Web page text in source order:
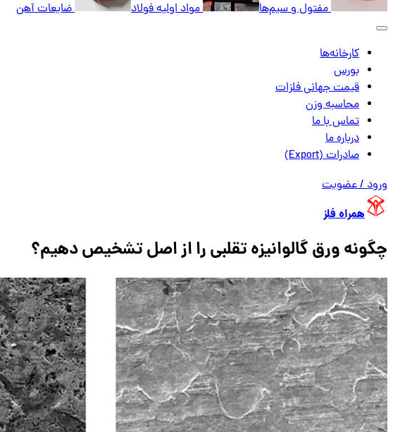
مفتول و سیم‌ها مواد اولیه فولاد ضایعات آهن
کارخانه‌ها
بورس
قیمت جهانی فلزات
محاسبه وزن
تماس با ما
درباره ما
صادرات (Export)
ورود / عضویت
همراه فلز
چگونه ورق گالوانیزه تقلبی را از اصل تشخیص دهیم؟